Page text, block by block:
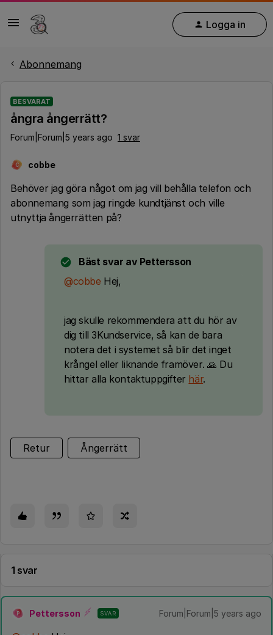
Logga in
Abonnemang
BESVARAT
ångra ångerrätt?
Forum|Forum|5 years ago 1 svar
C cobbe
Behöver jag göra något om jag vill behålla telefon och
abonnemang som jag ringde kundtjänst och ville
utnyttja ångerrätten på?
Bäst svar av Pettersson
@cobbe Hej,
jag skulle rekommendera att du hör av
dig till 3Kundservice, så kan de bara
notera det i systemet så blir det inget
krångel eller liknande framöver. 🙏 Du
hittar alla kontaktuppgifter här.
Retur Ångerrätt
1 svar
P Pettersson SVAR Forum|Forum|5 years ago